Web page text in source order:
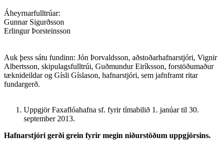
Áheyrnarfulltrúar:
Gunnar Sigurðsson
Erlingur Þorsteinsson
Auk þess sátu fundinn: Jón Þorvaldsson, aðstoðarhafnarstjóri, Vignir
Albertsson, skipulagsfulltrúi, Guðmundur Eiríksson, forstöðumaður
tæknideildar og Gísli Gíslason, hafnarstjóri, sem jafnframt ritar
fundargerð.
Uppgjör Faxaflóahafna sf. fyrir tímabilið 1. janúar til 30.
september 2013.
Hafnarstjóri gerði grein fyrir megin niðurstöðum uppgjörsins.